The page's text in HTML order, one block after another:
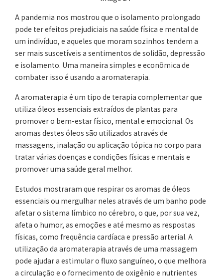
A pandemia nos mostrou que o isolamento prolongado
pode ter efeitos prejudiciais na saúde física e mental de
um indivíduo, e aqueles que moram sozinhos tendem a
ser mais suscetíveis a sentimentos de solidão, depressão
e isolamento. Uma maneira simples e econômica de
combater isso é usando a aromaterapia.
A aromaterapia é um tipo de terapia complementar que
utiliza óleos essenciais extraídos de plantas para
promover o bem-estar físico, mental e emocional. Os
aromas destes óleos são utilizados através de
massagens, inalação ou aplicação tópica no corpo para
tratar várias doenças e condições físicas e mentais e
promover uma saúde geral melhor.
Estudos mostraram que respirar os aromas de óleos
essenciais ou mergulhar neles através de um banho pode
afetar o sistema límbico no cérebro, o que, por sua vez,
afeta o humor, as emoções e até mesmo as respostas
físicas, como frequência cardíaca e pressão arterial. A
utilização da aromaterapia através de uma massagem
pode ajudar a estimular o fluxo sanguíneo, o que melhora
a circulação e o fornecimento de oxigênio e nutrientes